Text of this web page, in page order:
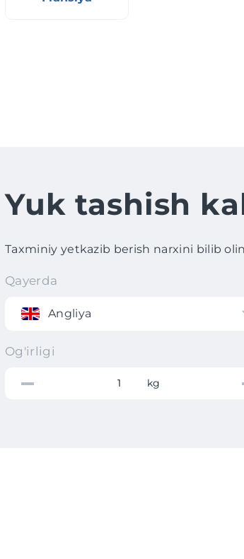
Yuk tashish
Taxminiy yetkazib berish narxini bilib
Qayerda
Angliya
Og'irligi
kg